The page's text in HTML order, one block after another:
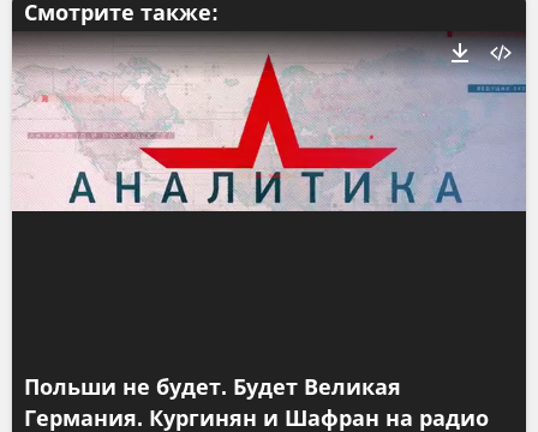
Смотрите также:
Польши не будет. Будет Великая
Германия. Кургинян и Шафран на радио